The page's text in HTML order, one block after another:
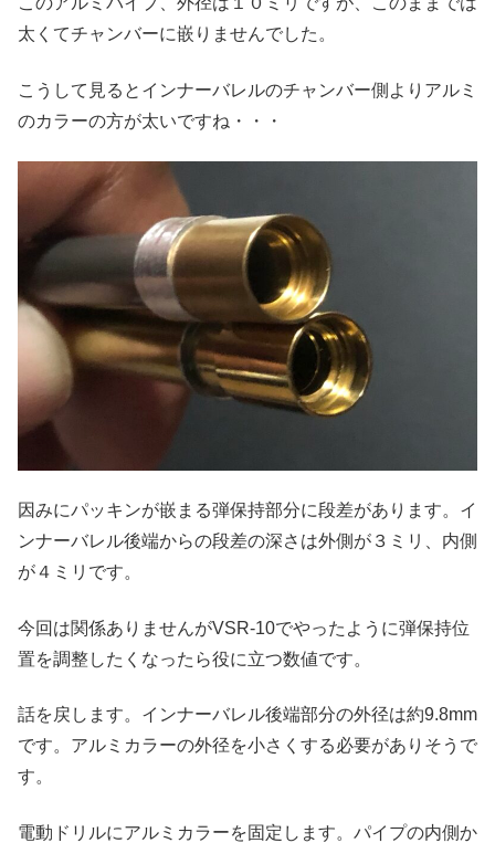
太くてチャンバーに嵌りませんでした。
こうして見るとインナーバレルのチャンバー側よりアルミ
のカラーの方が太いですね・・・
因みにパッキンが嵌まる弾保持部分に段差があります。イ
ンナーバレル後端からの段差の深さは外側が３ミリ、内側
が４ミリです。
今回は関係ありませんがVSR-10でやったように弾保持位
置を調整したくなったら役に立つ数値です。
話を戻します。インナーバレル後端部分の外径は約9.8mm
です。アルミカラーの外径を小さくする必要がありそうで
す。
電動ドリルにアルミカラーを固定します。パイプの内側か